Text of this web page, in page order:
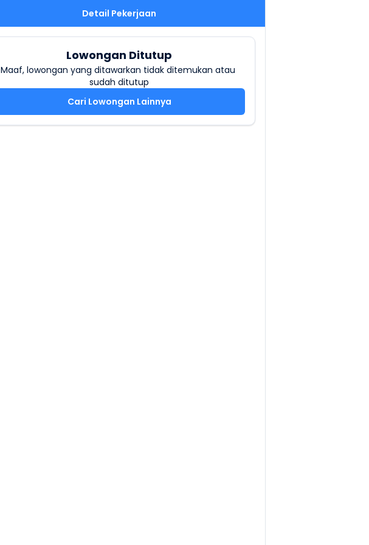
Detail Pekerjaan
Lowongan Ditutup
Maaf, lowongan yang ditawarkan tidak ditemukan atau
sudah ditutup
Cari Lowongan Lainnya